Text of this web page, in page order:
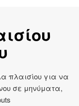
πλαισίου για να
σε μηνύματα,